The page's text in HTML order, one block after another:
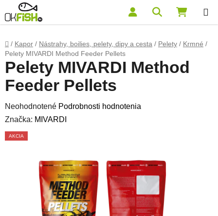
Prejsť na obsah Hľadať
Domov
/ Kapor / Nástrahy, boilies, pelety, dipy a cesta / Pelety / Krmné /
Pelety MIVARDI Method Feeder Pellets
Pelety MIVARDI Method
Feeder Pellets
Priemerné hodnotenie produktu je 0,0 z 5 hviezdičiek.
Neohodnotené Podrobnosti hodnotenia
Značka: MIVARDI
AKCIA